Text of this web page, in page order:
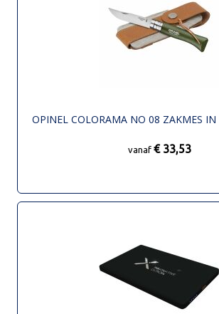
OPINEL COLORAMA NO 08 ZAKMES IN
vanaf € 33,53